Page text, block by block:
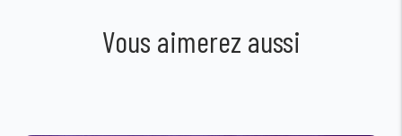
Vous aimerez aussi